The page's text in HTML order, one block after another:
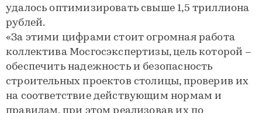
удалось оптимизировать свыше 1,5 триллиона
рублей.
«За этими цифрами стоит огромная работа
коллектива Мосгосэкспертизы, цель которой –
обеспечить надежность и безопасность
строительных проектов столицы, проверив их
на соответствие действующим нормам и